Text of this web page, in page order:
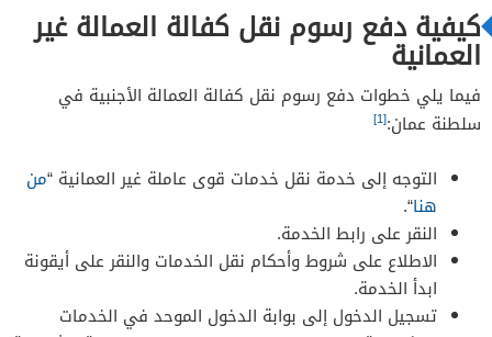
كيفية دفع رسوم نقل كفالة العمالة غير
العمانية
فيما يلي خطوات دفع رسوم نقل كفالة العمالة الأجنبية في
سلطنة عمان:[1]
التوجه إلى خدمة نقل خدمات قوى عاملة غير العمانية “من
هنا“.
النقر على رابط الخدمة.
الاطلاع على شروط وأحكام نقل الخدمات والنقر على أيقونة
ابدأ الخدمة.
تسجيل الدخول إلى بوابة الدخول الموحد في الخدمات